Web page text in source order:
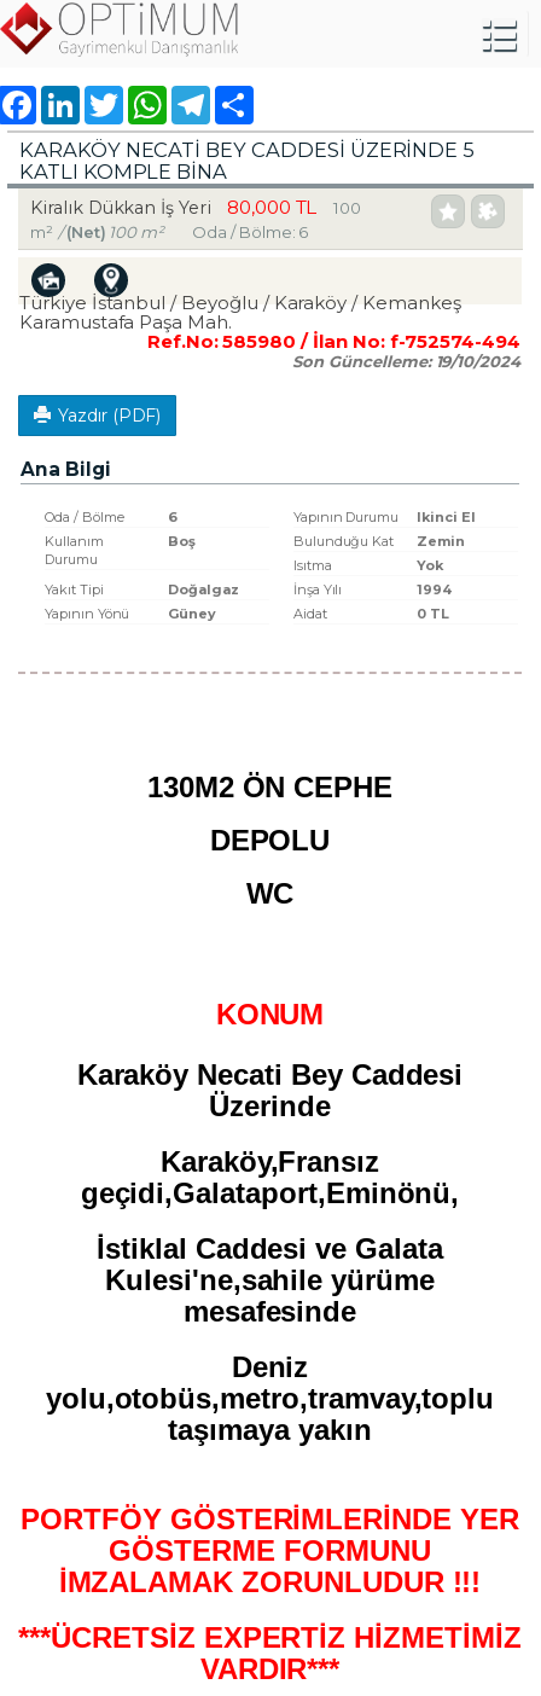
FacebookLinkedInTwitter WhatsAppTelegram
KARAKÖY NECATİ BEY CADDESİ ÜZERİNDE 5
KATLI KOMPLE BİNA
Kiralık Dükkan İş Yeri 80,000 TL
100
m² /(Net) 100 m² Oda / Bölme: 6
Türkiye İstanbul / Beyoğlu / Karaköy / Kemankeş
Karamustafa Paşa Mah.
Ref.No:585980 / İlan No: f-752574-494
Son Güncelleme: 19/10/2024
Yazdır (PDF)
Ana Bilgi
Oda / Bölme 6 Yapının Durumu
Ikinci El
Kullanım
Durumu
Boş Bulunduğu Kat
Zemin
Isıtma
Yok
Yakıt Tipi
Doğalgaz İnşa Yılı
1994
Yapının Yönü
Güney Aidat 0 TL
130M2 ÖN CEPHE
DEPOLU
WC
KONUM
Karaköy Necati Bey Caddesi
Üzerinde
Karaköy,Fransız
geçidi,Galataport,Eminönü,
İstiklal Caddesi ve Galata
Kulesi'ne,sahile yürüme
mesafesinde
Deniz
yolu,otobüs,metro,tramvay,toplu
taşımaya yakın
PORTFÖY GÖSTERİMLERİNDE YER
GÖSTERME FORMUNU
İMZALAMAK ZORUNLUDUR !!!
***ÜCRETSİZ EXPERTİZ HİZMETİMİZ
VARDIR***